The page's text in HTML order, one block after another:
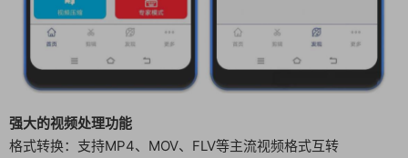
强大的视频处理功能
格式转换：支持MP4、MOV、FLV等主流视频格式互转